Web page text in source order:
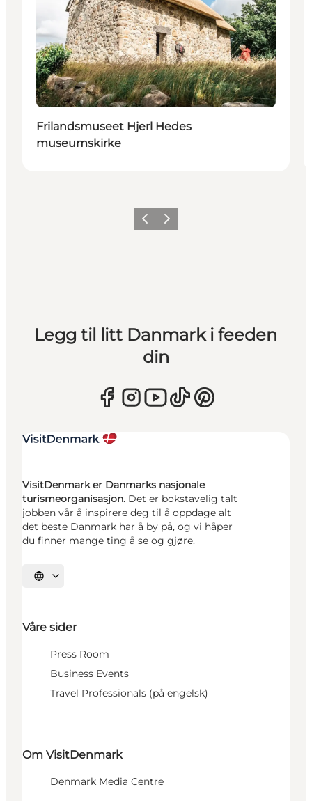
Frilandsmuseet Hjerl Hedes
museumskirke
ForrigeNeste
Legg til litt Danmark i feeden
din
VisitDenmark er Danmarks nasjonale
turismeorganisasjon. Det er bokstavelig talt
jobben vår å inspirere deg til å oppdage alt
det beste Danmark har å by på, og vi håper
du finner mange ting å se og gjøre.
Velg språk
Våre sider
Press Room
Business Events
Travel Professionals (på engelsk)
Om VisitDenmark
Denmark Media Centre